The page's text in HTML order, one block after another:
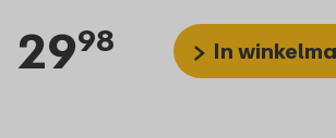
2998 In